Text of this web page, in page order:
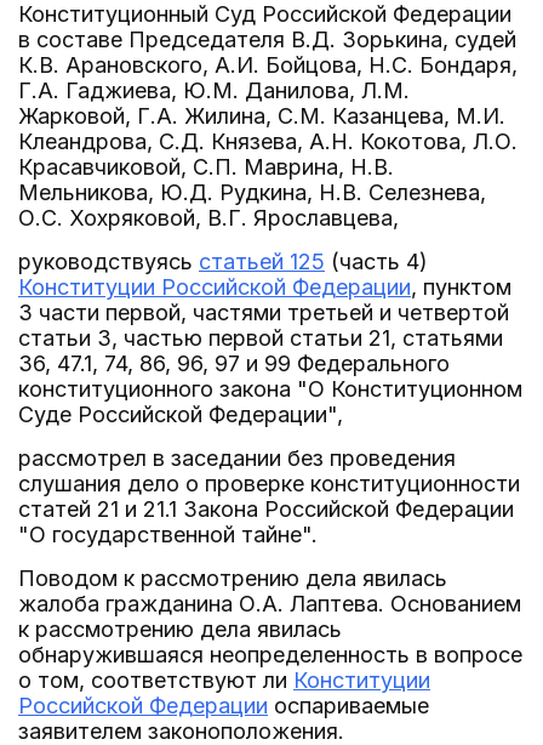
Конституционный Суд Российской Федерации
в составе Председателя В.Д. Зорькина, судей
К.В. Арановского, А.И. Бойцова, Н.С. Бондаря,
Г.А. Гаджиева, Ю.М. Данилова, Л.М.
Жарковой, Г.А. Жилина, С.М. Казанцева, М.И.
Клеандрова, С.Д. Князева, А.Н. Кокотова, Л.О.
Красавчиковой, С.П. Маврина, Н.В.
Мельникова, Ю.Д. Рудкина, Н.В. Селезнева,
О.С. Хохряковой, В.Г. Ярославцева,
руководствуясь статьей 125 (часть 4)
Конституции Российской Федерации, пунктом
3 части первой, частями третьей и четвертой
статьи 3, частью первой статьи 21, статьями
36, 47.1, 74, 86, 96, 97 и 99 Федерального
конституционного закона "О Конституционном
Суде Российской Федерации",
рассмотрел в заседании без проведения
слушания дело о проверке конституционности
статей 21 и 21.1 Закона Российской Федерации
"О государственной тайне".
Поводом к рассмотрению дела явилась
жалоба гражданина О.А. Лаптева. Основанием
к рассмотрению дела явилась
обнаружившаяся неопределенность в вопросе
о том, соответствуют ли Конституции
Российской Федерации оспариваемые
заявителем законоположения.